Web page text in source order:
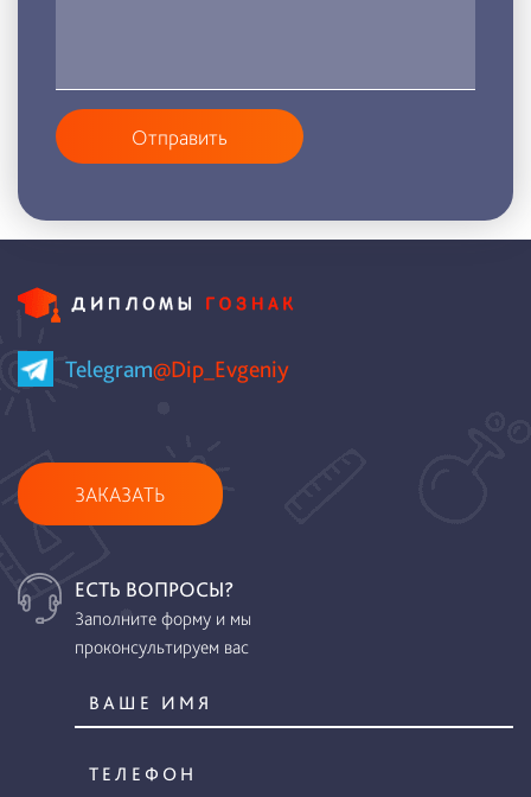
Отправить
Telegram@Dip_Evgeniy
ЗАКАЗАТЬ
ЕСТЬ ВОПРОСЫ?
Заполните форму и мы
проконсультируем вас